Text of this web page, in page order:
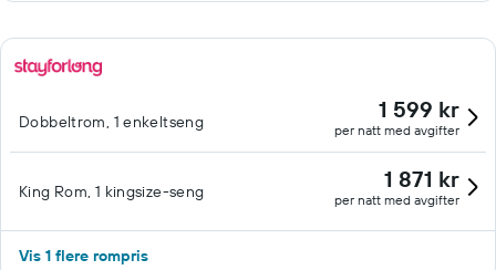
Dobbeltrom, 1 enkeltseng 1 599 kr
per natt med avgifter
King Rom, 1 kingsize-seng 1 871 kr
per natt med avgifter
Vis 1 flere rompris